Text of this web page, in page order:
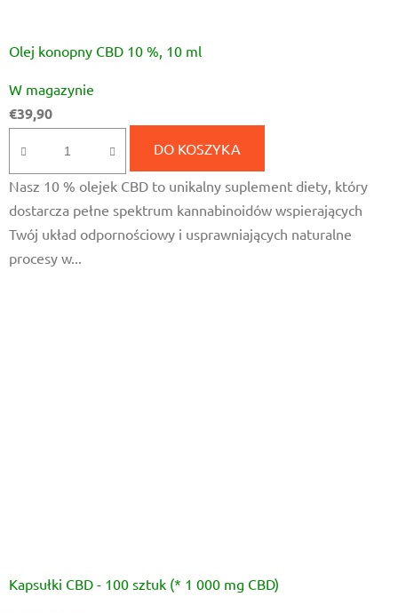
Olej konopny CBD 10 %, 10 ml
ocena
produktu
wynosi
5,0
na
5
gwiazdek.
W magazynie
€39,90
DO KOSZYKA
Nasz 10 % olejek CBD to unikalny suplement diety, który
dostarcza pełne spektrum kannabinoidów wspierających
Twój układ odpornościowy i usprawniających naturalne
procesy w...
Kapsułki CBD - 100 sztuk (* 1 000 mg CBD)